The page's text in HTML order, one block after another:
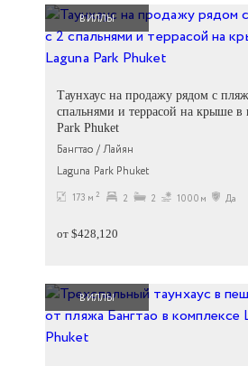
ВИЛЛЫ
Таунхаус на продажу рядом с
спальнями и террасой на крыше в
Park Phuket
Бангтао / Лайян
Laguna Park Phuket
173 м2 2 2 1000м Да
от $428,120
ВИЛЛЫ